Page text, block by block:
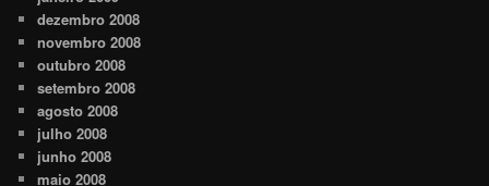
dezembro 2008
novembro 2008
outubro 2008
setembro 2008
agosto 2008
julho 2008
junho 2008
maio 2008